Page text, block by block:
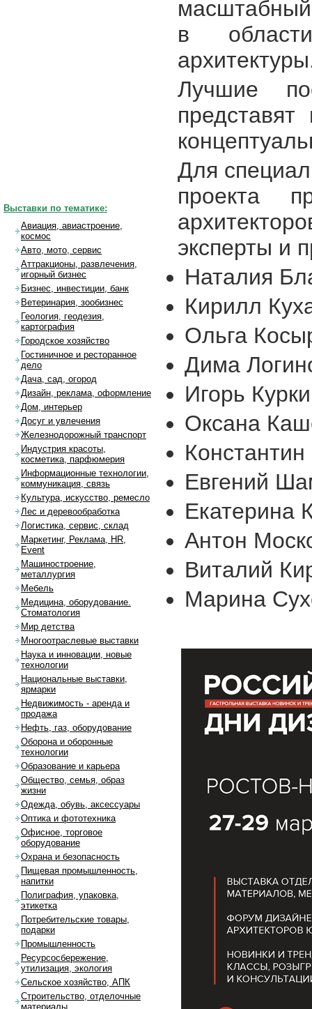
масштабный
в
Лучшие
Для
проекта
эксперты и
Наталия
Кирилл
Ольга
Дима
Игорь
Оксана
Евгений
Екатерина
Антон
Виталий
Марина
Выставки по тематике:
Авиация, авиастроение,
космос
Авто, мото, сервис
Аттракционы, развлечения,
игорный бизнес
Бизнес, инвестиции, банк
Ветеринария, зообизнес
Геология, геодезия,
картография
Городское хозяйство
Гостиничное и ресторанное
дело
Дача, сад, огород
Дизайн, реклама, оформление
Дом, интерьер
Досуг и увлечения
Железнодорожный транспорт
Индустрия красоты,
косметика, парфюмерия
Информационные технологии,
коммуникация, связь
Культура, искусство, ремесло
Лес и деревообработка
Логистика, сервис, склад
Маркетинг, Реклама, HR,
Event
Машиностроение,
металлургия
Мебель
Медицина, оборудование.
Стоматология
Мир детства
Многоотраслевые выставки
Наука и инновации, новые
технологии
Национальные выставки,
ярмарки
Недвижимость - аренда и
продажа
Нефть, газ, оборудование
Оборона и оборонные
технологии
Образование и карьера
Общество, семья, образ
жизни
Одежда, обувь, аксессуары
Оптика и фототехника
Офисное, торговое
оборудование
Охрана и безопасность
Пищевая промышленность,
напитки
Полиграфия, упаковка,
этикетка
Потребительские товары,
подарки
Промышленность
Ресурсосбережение,
утилизация, экология
Сельское хозяйство, АПК
Строительство, отделочные
материалы